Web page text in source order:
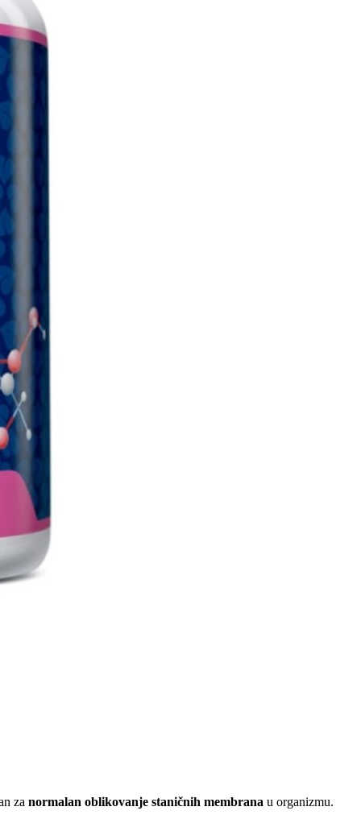
za normalan oblikovanje staničnih membrana u organizmu.